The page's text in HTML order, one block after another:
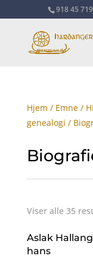
918 45 719
Hjem / Emne/
genealogi /
Viser alle 35
Aslak
hans